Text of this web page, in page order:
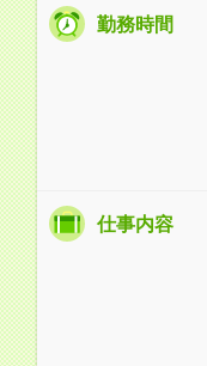
勤務時間
仕事内容